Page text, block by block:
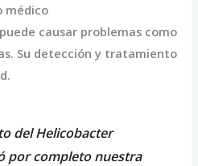
médico
causar problemas como
Su detección y tratamiento
del Helicobacter
por completo nuestra